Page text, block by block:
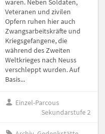
waren. Neben Soldaten,
Veteranen und zivilen
Opfern ruhen hier auch
Zwangsarbeitskräfte und
Kriegsgefangene, die
während des Zweiten
Weltkrieges nach Neuss
verschleppt wurden. Auf
Basis...
Einzel-Parcous
Sekundarstufe 2